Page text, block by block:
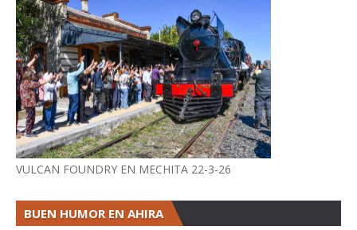
VULCAN FOUNDRY EN MECHITA 22-3-26
BUEN HUMOR EN AHIRA